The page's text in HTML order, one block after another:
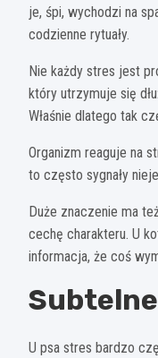
je, śpi, wychodzi na
codzienne rytuały.
Nie każdy stres jest
który utrzymuje się
Właśnie dlatego tak
Organizm reaguje na
to często sygnały
Duże znaczenie ma
cechę charakteru. U
informacja, że coś
U psa stres bardzo